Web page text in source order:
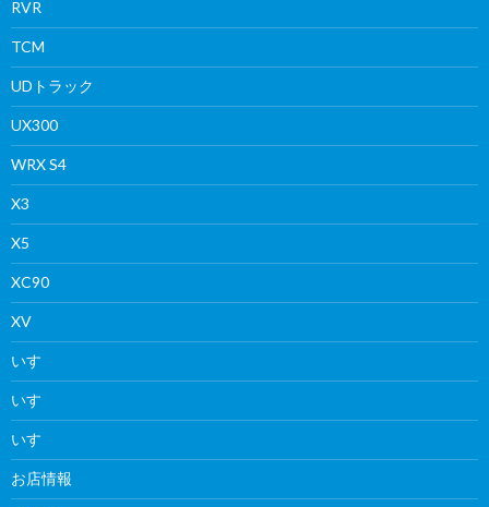
RVR
TCM
UDトラック
UX300
WRX S4
X3
X5
XC90
XV
いすゞ
いすゞ
いすゞ
お店情報